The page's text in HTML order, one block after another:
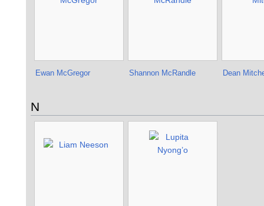
Ewan McGregor Shannon McRandle Dean
N